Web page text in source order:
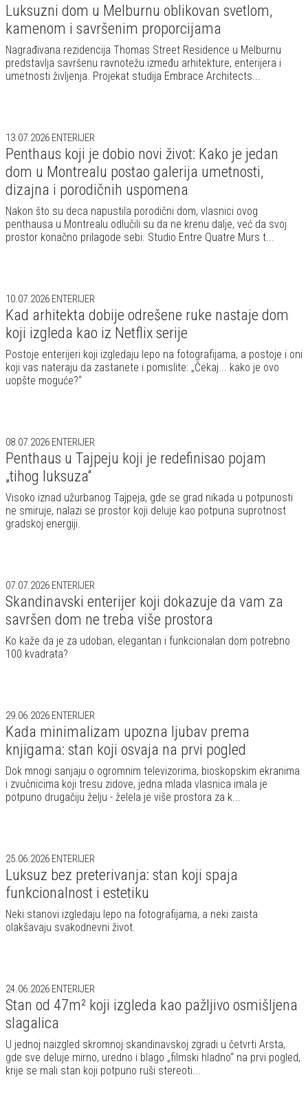
Luksuzni dom u Melburnu oblikovan svetlom,
kamenom i savršenim proporcijama
Nagrađivana rezidencija Thomas Street Residence u Melburnu
predstavlja savršenu ravnotežu između arhitekture, enterijera i
umetnosti življenja. Projekat studija Embrace Architects...
13.07.2026 ENTERIJER
Penthaus koji je dobio novi život: Kako je jedan
dom u Montrealu postao galerija umetnosti,
dizajna i porodičnih uspomena
Nakon što su deca napustila porodični dom, vlasnici ovog
penthausa u Montrealu odlučili su da ne krenu dalje, već da svoj
prostor konačno prilagode sebi. Studio Entre Quatre Murs t...
10.07.2026 ENTERIJER
Kad arhitekta dobije odrešene ruke nastaje dom
koji izgleda kao iz Netflix serije
Postoje enterijeri koji izgledaju lepo na fotografijama, a postoje i oni
koji vas nateraju da zastanete i pomislite: „Čekaj... kako je ovo
uopšte moguće?“
08.07.2026 ENTERIJER
Penthaus u Tajpeju koji je redefinisao pojam
„tihog luksuza“
Visoko iznad užurbanog Tajpeja, gde se grad nikada u potpunosti
ne smiruje, nalazi se prostor koji deluje kao potpuna suprotnost
gradskoj energiji.
07.07.2026 ENTERIJER
Skandinavski enterijer koji dokazuje da vam za
savršen dom ne treba više prostora
Ko kaže da je za udoban, elegantan i funkcionalan dom potrebno
100 kvadrata?
29.06.2026 ENTERIJER
Kada minimalizam upozna ljubav prema
knjigama: stan koji osvaja na prvi pogled
Dok mnogi sanjaju o ogromnim televizorima, bioskopskim ekranima
i zvučnicima koji tresu zidove, jedna mlada vlasnica imala je
potpuno drugačiju želju - želela je više prostora za k...
25.06.2026 ENTERIJER
Luksuz bez preterivanja: stan koji spaja
funkcionalnost i estetiku
Neki stanovi izgledaju lepo na fotografijama, a neki zaista
olakšavaju svakodnevni život.
24.06.2026 ENTERIJER
Stan od 47m² koji izgleda kao pažljivo osmišljena
slagalica
U jednoj naizgled skromnoj skandinavskoj zgradi u četvrti Arsta,
gde sve deluje mirno, uredno i blago „filmski hladno“ na prvi pogled,
krije se mali stan koji potpuno ruši stereoti...